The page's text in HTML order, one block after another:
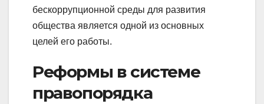
бескоррупционной среды для развития
общества является одной из основных
целей его работы.
Реформы в системе
правопорядка